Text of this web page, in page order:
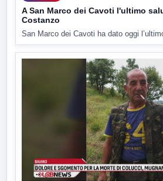
A San Marco dei Cavoti l'ultimo
Costanzo
San Marco dei Cavoti ha dato oggi